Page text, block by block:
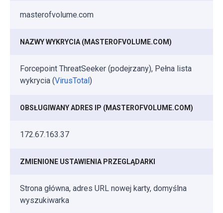
masterofvolume.com
NAZWY WYKRYCIA (MASTEROFVOLUME.COM)
Forcepoint ThreatSeeker (podejrzany), Pełna lista
wykrycia (VirusTotal)
OBSŁUGIWANY ADRES IP (MASTEROFVOLUME.COM)
172.67.163.37
ZMIENIONE USTAWIENIA PRZEGLĄDARKI
Strona główna, adres URL nowej karty, domyślna
wyszukiwarka